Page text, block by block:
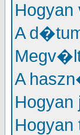
A
A